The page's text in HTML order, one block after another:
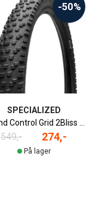
-50%
SPECIALIZED
549,- 274,-
På lager